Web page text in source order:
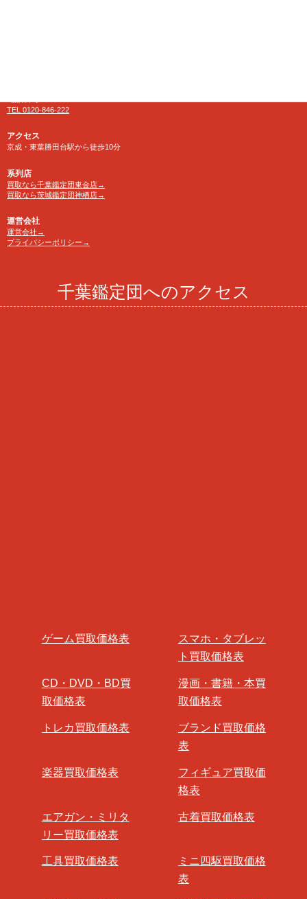
TEL 0120-846-222
アクセス
京成・東葉勝田台駅から徒歩10分
系列店
買取なら千葉鑑定団東金店→
買取なら茨城鑑定団神栖店→
運営会社
運営会社→
プライバシーポリシー→
千葉鑑定団へのアクセス
ゲーム買取価格表
スマホ・タブレッ
ト買取価格表
CD・DVD・BD買
取価格表
漫画・書籍・本買
取価格表
トレカ買取価格表
ブランド買取価格
表
楽器買取価格表
フィギュア買取価
格表
エアガン・ミリタ
リー買取価格表
古着買取価格表
工具買取価格表
ミニ四駆買取価格
表